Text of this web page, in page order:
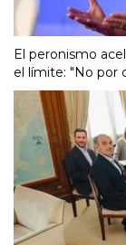
El peronismo
el límite: "No por